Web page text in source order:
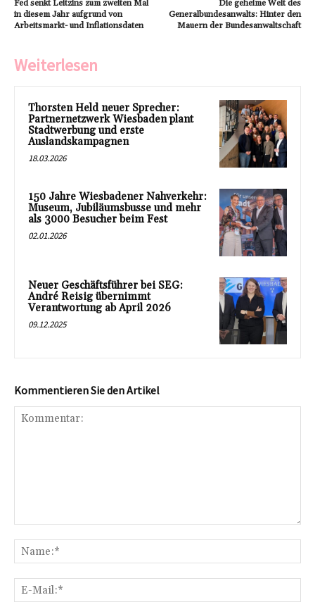
Fed senkt Leitzins zum zweiten Mal
in diesem Jahr aufgrund von
Arbeitsmarkt- und Inflationsdaten
Die geheime Welt des
Generalbundesanwalts: Hinter den
Mauern der Bundesanwaltschaft
Weiterlesen
Thorsten Held neuer Sprecher:
Partnernetzwerk Wiesbaden plant
Stadtwerbung und erste
Auslandskampagnen
18.03.2026
150 Jahre Wiesbadener Nahverkehr:
Museum, Jubiläumsbusse und mehr
als 3000 Besucher beim Fest
02.01.2026
Neuer Geschäftsführer bei SEG:
André Reisig übernimmt
Verantwortung ab April 2026
09.12.2025
Kommentieren Sie den Artikel